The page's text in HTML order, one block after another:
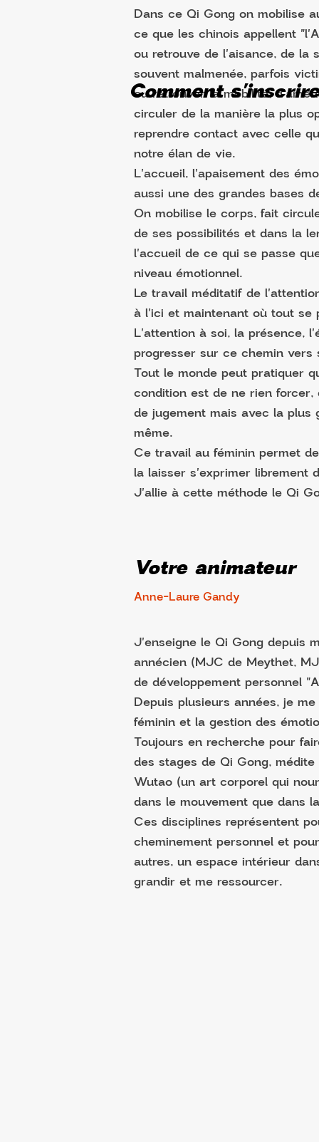
Dans ce Qi Gong on mobilise
ce que les chinois appellent
ou retrouve de l'aisance, de la
souvent malmenée, parfois
ou retrouver la mobilité,
circuler de la manière la plus
reprendre contact avec celle
notre élan de vie.
L'accueil, l'apaisement des
aussi une des grandes bases
On mobilise le corps, fait
de ses possibilités et dans la
l'accueil de ce qui se passe
niveau émotionnel.
Le travail méditatif de
à l'ici et maintenant où tout
L'attention à soi, la présence,
progresser sur ce chemin
Tout le monde peut pratiquer
condition est de ne rien
de jugement mais avec la
même.
Ce travail au féminin permet
la laisser s'exprimer librement
J'allie à cette méthode le Qi
Votre animateur
Anne-Laure Gandy
J'enseigne le Qi Gong depuis
annécien (MJC de Meythet,
de développement personnel
Depuis plusieurs années, je
féminin et la gestion des
Toujours en recherche pour
des stages de Qi Gong,
Wutao (un art corporel qui
dans le mouvement que dans
Ces disciplines représentent
cheminement personnel et
autres, un espace intérieur
grandir et me ressourcer.
Comment